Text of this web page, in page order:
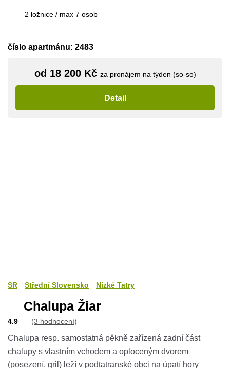
2 ložnice / max 7 osob
číslo apartmánu: 2483
od 18 200 Kč za pronájem na týden (so-so)
Detail
SR Střední Slovensko Nízké Tatry
Chalupa Žiar
4.9 (3 hodnocení)
Chalupa resp. samostatná pěkně zařízená zadní část
chalupy s vlastním vchodem a oploceným dvorem
(posezení, gril) leží v podtatranské obci na úpatí hory